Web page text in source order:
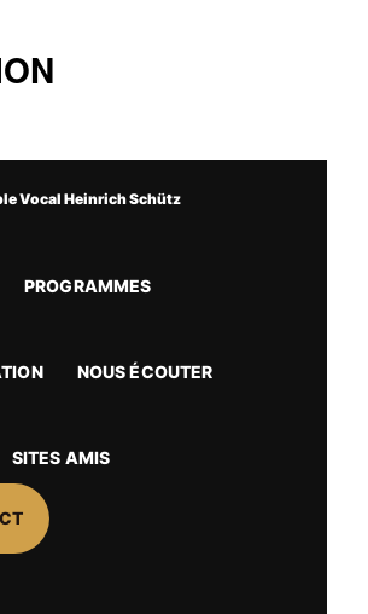
Vocal Heinrich Schütz
PROGRAMMES
NOUS ÉCOUTER
SITES AMIS